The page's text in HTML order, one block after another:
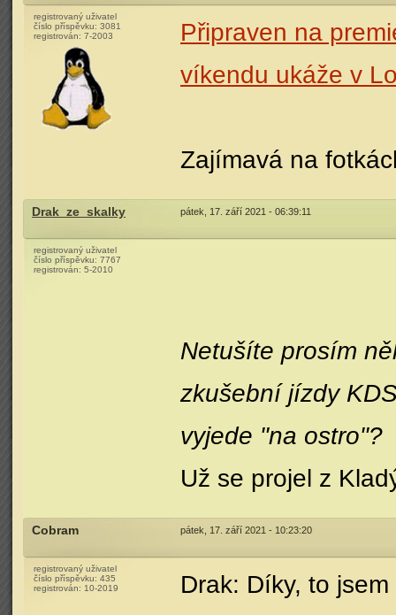
registrovaný uživatel
číslo příspěvku: 3081
registrován: 7-2003
Připraven na
víkendu ukáže v
Zajímavá na
Drak_ze_skalky pátek, 17. září 2021 - 06:39:11
registrovaný uživatel
číslo příspěvku: 7767
registrován: 5-2010
Netušíte prosím
zkušební jízdy
vyjede "na ostro"?
Už se projel z
Cobram pátek, 17. září 2021 - 10:23:20
registrovaný uživatel
číslo příspěvku: 435
registrován: 10-2019 Drak: Díky, to